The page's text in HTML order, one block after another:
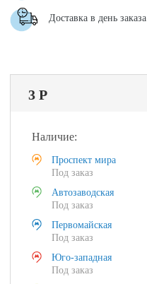
Доставка в день заказа
3 Р
Наличие:
Проспект мира
Под заказ
Автозаводская
Под заказ
Первомайская
Под заказ
Юго-западная
Под заказ